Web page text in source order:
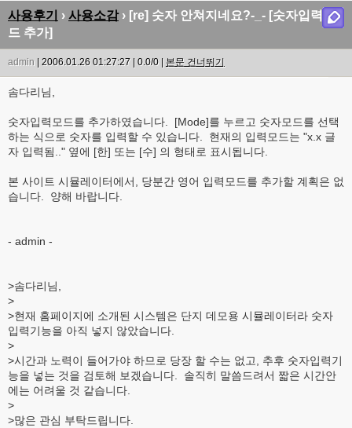
사용후기 › 사용소감› [re] 숫자 안쳐지네요?-_- [숫자입력모
드 추가]
admin | 2006.01.26 01:27:27 | 0.0/0 | 본문 건너뛰기
솜다리님,
숫자입력모드를 추가하였습니다. [Mode]를 누르고 숫자모드를 선택
하는 식으로 숫자를 입력할 수 있습니다. 현재의 입력모드는 "x.x 글
자 입력됨.." 옆에 [한] 또는 [수] 의 형태로 표시됩니다.
본 사이트 시뮬레이터에서, 당분간 영어 입력모드를 추가할 계획은 없
습니다. 양해 바랍니다.
- admin -
>솜다리님,
>
>현재 홈페이지에 소개된 시스템은 단지 데모용 시뮬레이터라 숫자
입력기능을 아직 넣지 않았습니다.
>
>시간과 노력이 들어가야 하므로 당장 할 수는 없고, 추후 숫자입력기
능을 넣는 것을 검토해 보겠습니다. 솔직히 말씀드려서 짧은 시간안
에는 어려울 것 같습니다.
>
>많은 관심 부탁드립니다.